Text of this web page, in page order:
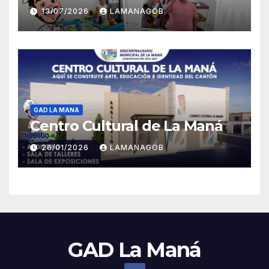
13/07/2026 LAMANAGOB
GAD LA MANA
Centro Cultural de La Maná
26/01/2026 LAMANAGOB
GAD La Maná